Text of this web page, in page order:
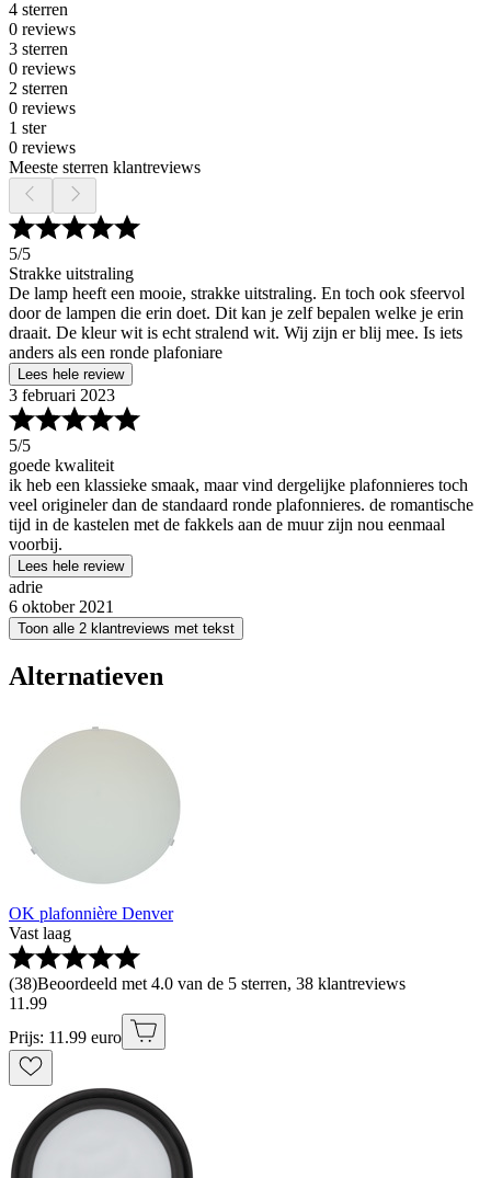
4 sterren
0 reviews
3 sterren
0 reviews
2 sterren
0 reviews
1 ster
0 reviews
Meeste sterren klantreviews
5/5
Strakke uitstraling
De lamp heeft een mooie, strakke uitstraling. En toch ook sfeervol
door de lampen die erin doet. Dit kan je zelf bepalen welke je erin
draait. De kleur wit is echt stralend wit. Wij zijn er blij mee. Is iets
anders als een ronde plafoniare
Lees hele review
3 februari 2023
5/5
goede kwaliteit
ik heb een klassieke smaak, maar vind dergelijke plafonnieres toch
veel origineler dan de standaard ronde plafonnieres. de romantische
tijd in de kastelen met de fakkels aan de muur zijn nou eenmaal
voorbij.
Lees hele review
adrie
6 oktober 2021
Toon alle 2 klantreviews met tekst
Alternatieven
OK plafonnière Denver
Vast laag
(38)Beoordeeld met 4.0 van de 5 sterren, 38 klantreviews
11 .99
Prijs: 11.99 euro